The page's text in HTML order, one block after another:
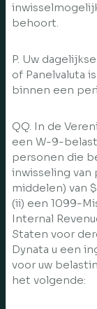
behoort.
P. Uw
of Panelvaluta
binnen een
QQ. In de
een W-9-
personen die
inwisseling van
middelen) van
(ii) een 1099-
Internal
Staten voor
Dynata u een
voor uw
het volgende: